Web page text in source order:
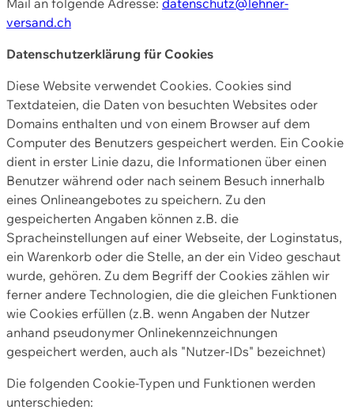
versand.ch
Datenschutzerklärung für Cookies
Diese Website verwendet Cookies. Cookies sind
Textdateien, die Daten von besuchten Websites oder
Domains enthalten und von einem Browser auf dem
Computer des Benutzers gespeichert werden. Ein Cookie
dient in erster Linie dazu, die Informationen über einen
Benutzer während oder nach seinem Besuch innerhalb
eines Onlineangebotes zu speichern. Zu den
gespeicherten Angaben können z.B. die
Spracheinstellungen auf einer Webseite, der Loginstatus,
ein Warenkorb oder die Stelle, an der ein Video geschaut
wurde, gehören. Zu dem Begriff der Cookies zählen wir
ferner andere Technologien, die die gleichen Funktionen
wie Cookies erfüllen (z.B. wenn Angaben der Nutzer
anhand pseudonymer Onlinekennzeichnungen
gespeichert werden, auch als "Nutzer-IDs" bezeichnet)
Die folgenden Cookie-Typen und Funktionen werden
unterschieden: